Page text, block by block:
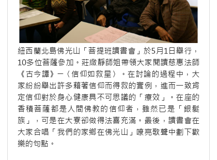
紐西蘭北島佛光山「菩提班讀書會」於5月1日舉行，
10多位菩薩參加。莊緻靜師姐帶領大家閱讀慈惠法師
《古今譚》─〈信仰如救星〉。在討論的過程中，大
家紛紛舉出許多藉著信仰而得救的實例，進而一致肯
定信仰對於身心健康具不可思議的「療效」。在座的
香積菩薩都是人間佛教的信仰者，雖然已是「銀髮
族」，可是在大寮卻做得法喜充滿。最後，讀書會在
大家合唱「我們的家鄉在佛光山」嘹亮歌聲中劃下歡
樂的句點。